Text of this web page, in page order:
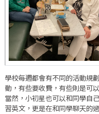
學校每週都會有不同的活動規
動，有些要收費，有些則是可
當然，小初星也可以和同學自
習英文，更是在和同學聊天的